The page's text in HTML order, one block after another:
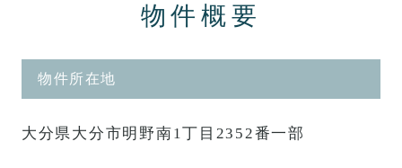
物件概要
物件所在地
大分県大分市明野南1丁目2352番一部